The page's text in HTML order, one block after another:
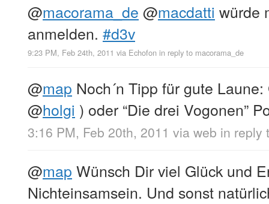
@macorama_de @macdatti würde
anmelden. #d3v
9:23 PM, Feb 24th, 2011 via Echofon in reply to macorama_de
@map Noch´n Tipp für gute
@holgi ) oder “Die drei Vogonen”
3:16 PM, Feb 20th, 2011 via web in reply
@map Wünsch Dir viel Glück und
Nichteinsamsein. Und sonst